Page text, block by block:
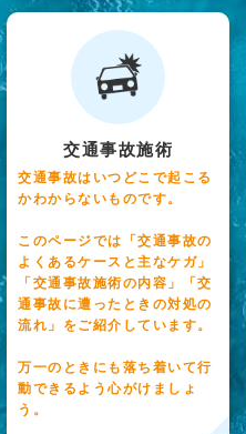
交通事故施術
交通事故はいつどこで起こる
かわからないものです。
このページでは「交通事故の
よくあるケースと主なケガ」
「交通事故施術の内容」「交
通事故に遭ったときの対処の
流れ」をご紹介しています。
万一のときにも落ち着いて行
動できるよう心がけましょ
う。